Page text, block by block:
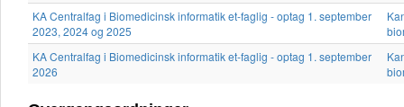
KA Centralfag i Biomedicinsk informatik et-faglig - optag 1. september
2023, 2024 og 2025
KA Centralfag i Biomedicinsk informatik et-faglig - optag 1. september
2026